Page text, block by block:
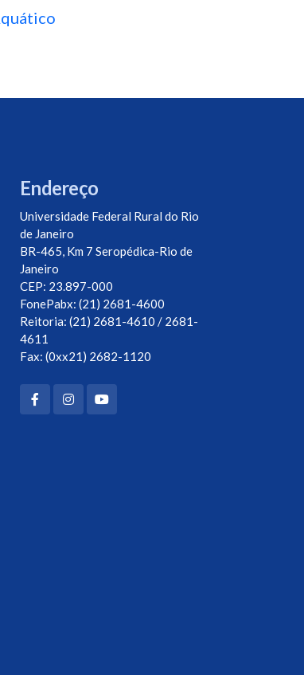
Endereço
Universidade Federal Rural do Rio
de Janeiro
BR-465, Km 7 Seropédica-Rio de
Janeiro
CEP: 23.897-000
FonePabx: (21) 2681-4600
Reitoria: (21) 2681-4610 / 2681-
4611
Fax: (0xx21) 2682-1120